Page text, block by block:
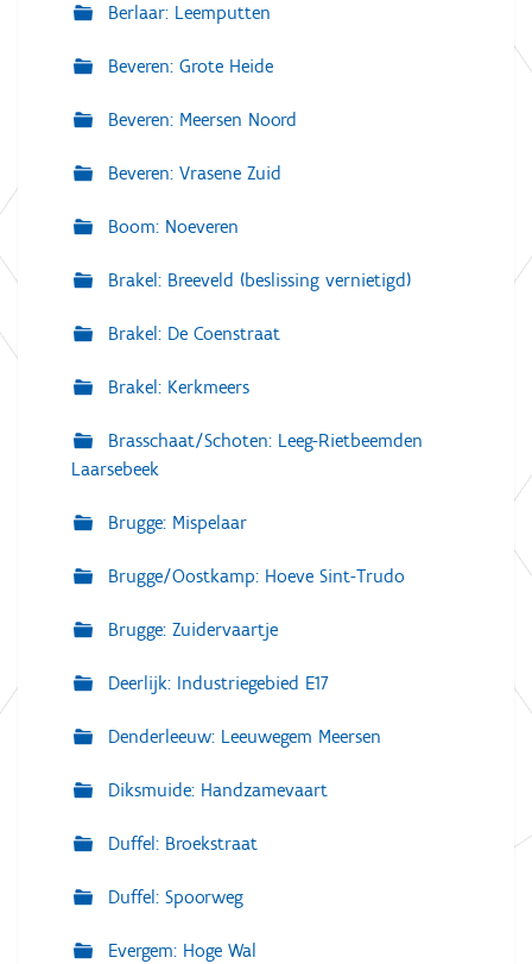
Berlaar: Leemputten
Beveren: Grote Heide
Beveren: Meersen Noord
Beveren: Vrasene Zuid
Boom: Noeveren
Brakel: Breeveld (beslissing vernietigd)
Brakel: De Coenstraat
Brakel: Kerkmeers
Brasschaat/Schoten: Leeg-Rietbeemden
Laarsebeek
Brugge: Mispelaar
Brugge/Oostkamp: Hoeve Sint-Trudo
Brugge: Zuidervaartje
Deerlijk: Industriegebied E17
Denderleeuw: Leeuwegem Meersen
Diksmuide: Handzamevaart
Duffel: Broekstraat
Duffel: Spoorweg
Evergem: Hoge Wal